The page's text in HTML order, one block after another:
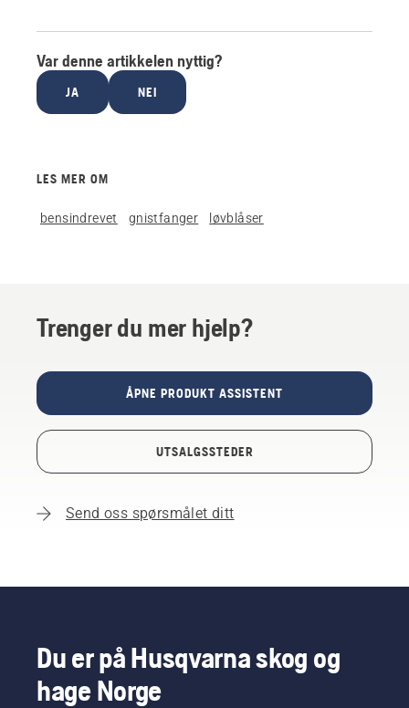
Var denne artikkelen nyttig?
JA NEI
LES MER OM
bensindrevet gnistfanger løvblåser
Trenger du mer hjelp?
ÅPNE PRODUKT ASSISTENT
UTSALGSSTEDER
Send oss spørsmålet ditt
Du er på Husqvarna skog og
hage Norge